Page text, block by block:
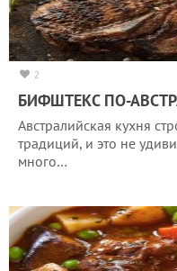
2
БИФШТЕКС ПО-
Австралийская кухня
традиций, и это не
много…